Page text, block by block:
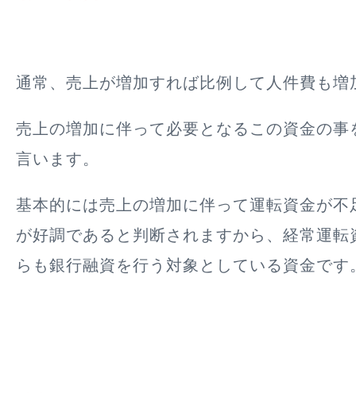
通常、売上が増加すれば比例して人件費も増
売上の増加に伴って必要となるこの資金の事
言います。
基本的には売上の増加に伴って運転資金が不
が好調である と判断されますから、経常運
らも銀行融資を行う対象としている資金です